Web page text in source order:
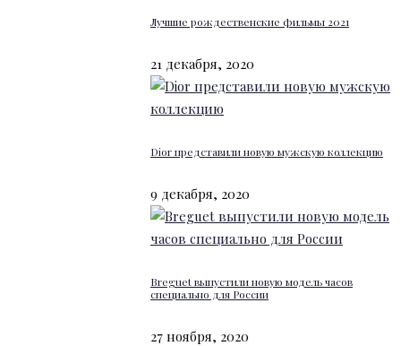
Лучшие рождественские фильмы 2021
21 декабря, 2020
Dior представили новую мужскую коллекцию
9 декабря, 2020
Breguet выпустили новую модель часов
специально для России
27 ноября, 2020